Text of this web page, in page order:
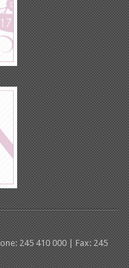
245 410 000 | Fax: 245